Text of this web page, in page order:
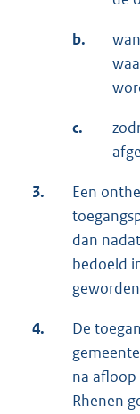
b.
c.
3.
Een
dan
bedoeld
4.
De
na afloop
Rhenen